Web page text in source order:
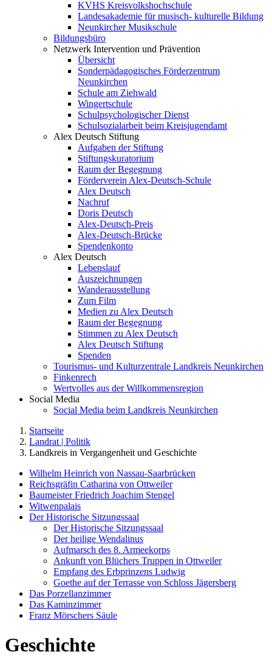
KVHS Kreisvolkshochschule
Landesakademie für musisch- kulturelle Bildung
Neunkircher Musikschule
Bildungsbüro
Netzwerk Intervention und Prävention
Übersicht
Sonderpädagogisches Förderzentrum
Neunkirchen
Schule am Ziehwald
Wingertschule
Schulpsychologischer Dienst
Schulsozialarbeit beim Kreisjugendamt
Alex Deutsch Stiftung
Aufgaben der Stiftung
Stiftungskuratorium
Raum der Begegnung
Förderverein Alex-Deutsch-Schule
Alex Deutsch
Nachruf
Doris Deutsch
Alex-Deutsch-Preis
Alex-Deutsch-Brücke
Spendenkonto
Alex Deutsch
Lebenslauf
Auszeichnungen
Wanderausstellung
Zum Film
Medien zu Alex Deutsch
Raum der Begegnung
Stimmen zu Alex Deutsch
Alex Deutsch Stiftung
Spenden
Tourismus- und Kulturzentrale Landkreis Neunkirchen
Finkenrech
Wertvolles aus der Willkommensregion
Social Media
Social Media beim Landkreis Neunkirchen
Startseite
Landrat | Politik
Landkreis in Vergangenheit und Geschichte
Wilhelm Heinrich von Nassau-Saarbrücken
Reichsgräfin Catharina von Ottweiler
Baumeister Friedrich Joachim Stengel
Witwenpalais
Der Historische Sitzungssaal
Der Historische Sitzungssaal
Der heilige Wendalinus
Aufmarsch des 8. Armeekorps
Ankunft von Blüchers Truppen in Ottweiler
Empfang des Erbprinzens Ludwig
Goethe auf der Terrasse von Schloss Jägersberg
Das Porzellanzimmer
Das Kaminzimmer
Franz Mörschers Säule
Geschichte